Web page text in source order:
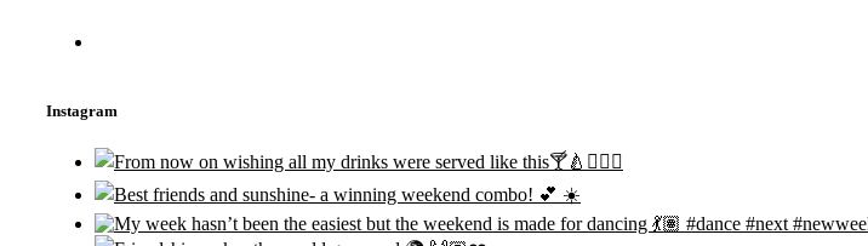
Instagram